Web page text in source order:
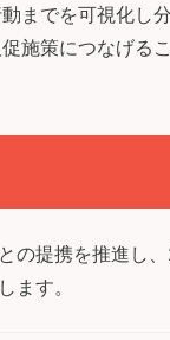
までを可視化し
施策につなげる
の提携を推進し
ます。